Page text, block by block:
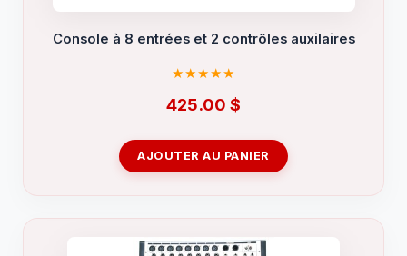
Console à 8 entrées et 2 contrôles auxilaires
425.00 $
AJOUTER AU PANIER